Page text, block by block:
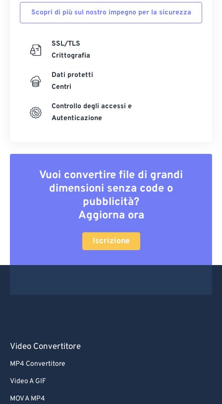
Scopri di più sul nostro impegno per la sicurezza
SSL/TLS
Crittografia
Dati protetti
Centri
Controllo degli accessi e
Autenticazione
Vuoi convertire file di grandi
dimensioni senza code o
pubblicità?
Aggiorna ora
Iscrizione
Video Convertitore
MP4 Convertitore
Video A GIF
MOV A MP4